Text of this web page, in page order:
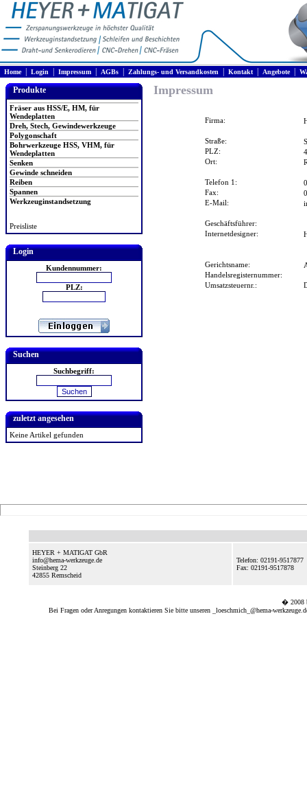
Home| Login Impressum AGBs Zahlungs- und Versandkosten Kontakt| Angebote|
Produkte
Fräser aus HSS/E, HM, für
Wendeplatten
Dreh, Stech, Gewindewerkzeuge
Polygonschaft
Bohrwerkzeuge HSS, VHM, für
Wendeplatten
Senken
Gewinde schneiden
Reiben
Spannen
Werkzeuginstandsetzung
Preisliste
Login
Kundennummer:
PLZ:
Suchen
Suchbegriff:
zuletzt angesehen
Keine Artikel gefunden
Impressum
Firma:
Straße:
PLZ:
Ort:
Telefon 1:
Fax:
E-Mail:
Geschäftsführer:
Internetdesigner:
Gerichtsname:
Handelsregisternummer:
Umsatzsteuernr.:
HEYER + MATIGAT GbR
info@hema-werkzeuge.de
Steinberg 22
42855 Remscheid
Telefon: 02191-9517877
Fax: 02191-9517878
� 2008
Bei Fragen oder Anregungen kontaktieren Sie bitte unseren
_loeschmich_@hema-